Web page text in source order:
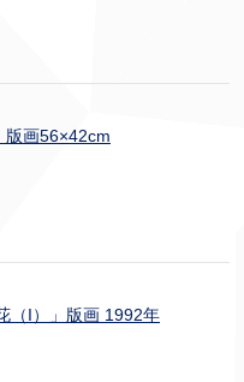
版画56×42cm
（I）」版画 1992年